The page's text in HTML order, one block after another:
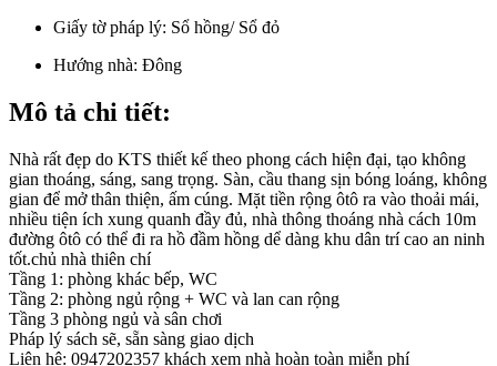
Giấy tờ pháp lý: Sổ hồng/ Sổ đỏ
Hướng nhà: Đông
Mô tả chi tiết:
Nhà rất đẹp do KTS thiết kế theo phong cách hiện đại, tạo không
gian thoáng, sáng, sang trọng. Sàn, cầu thang sịn bóng loáng, không
gian để mở thân thiện, ấm cúng. Mặt tiền rộng ôtô ra vào thoải mái,
nhiều tiện ích xung quanh đầy đủ, nhà thông thoáng nhà cách 10m
đường ôtô có thể đi ra hồ đầm hồng dể dàng khu dân trí cao an ninh
tốt.chủ nhà thiên chí
Tầng 1: phòng khác bếp, WC
Tầng 2: phòng ngủ rộng + WC và lan can rộng
Tầng 3 phòng ngủ và sân chơi
Pháp lý sách sẽ, sẵn sàng giao dịch
Liên hệ: 0947202357 khách xem nhà hoàn toàn miễn phí